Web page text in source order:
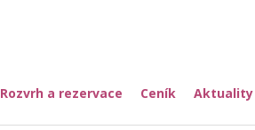
Rozvrh a rezervace Ceník Aktuality